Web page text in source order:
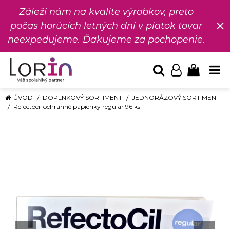
Záleží nám na kvalite výrobkov, preto
počas horúcich letných dní v piatok tovar
neexpedujeme. Ďakujeme za pochopenie.
×
ÚVOD DOPLNKOVÝ SORTIMENT
JEDNORÁZOVÝ SORTIMENT
Refectocil ochranné papieriky regular 96 ks